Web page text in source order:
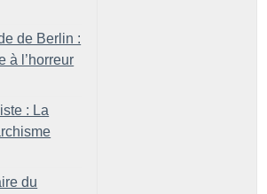
de Berlin :
à l’horreur
: La
du